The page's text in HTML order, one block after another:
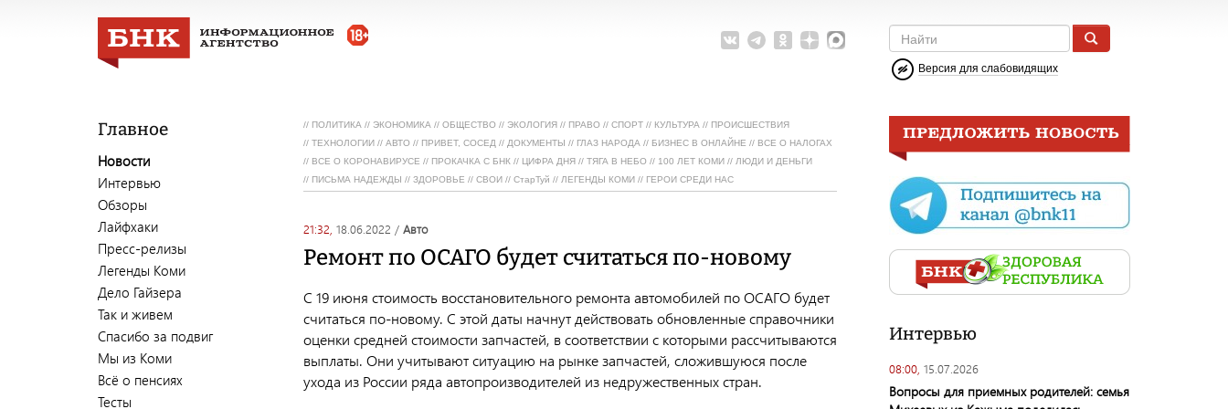
Версия для слабовидящих
Главное
Новости
Интервью
Обзоры
Лайфхаки
Пресс-релизы
Легенды Коми
Дело Гайзера
Так и живем
Спасибо за подвиг
Мы из Коми
Всё о пенсиях
Тесты
// ПОЛИТИКА // ЭКОНОМИКА // ОБЩЕСТВО // ЭКОЛОГИЯ // ПРАВО // СПОРТ // КУЛЬТУРА // ПРОИСШЕСТВИЯ
// ТЕХНОЛОГИИ // АВТО // ПРИВЕТ, СОСЕД // ДОКУМЕНТЫ // ГЛАЗ НАРОДА // БИЗНЕС В ОНЛАЙНЕ // ВСЕ О НАЛОГАХ
// ВСЕ О КОРОНАВИРУСЕ // ПРОКАЧКА С БНК // ЦИФРА ДНЯ // ТЯГА В НЕБО // 100 ЛЕТ КОМИ // ЛЮДИ И ДЕНЬГИ
// ПИСЬМА НАДЕЖДЫ // ЗДОРОВЬЕ // СВОИ // СтарТуй // ЛЕГЕНДЫ КОМИ // ГЕРОИ СРЕДИ НАС
21:32, 18.06.2022 / авто
Ремонт по ОСАГО будет считаться по-новому
С 19 июня стоимость восстановительного ремонта автомобилей по ОСАГО будет
считаться по-новому. С этой даты начнут действовать обновленные справочники
оценки средней стоимости запчастей, в соответствии с которыми рассчитываются
выплаты. Они учитывают ситуацию на рынке запчастей, сложившуюся после
ухода из России ряда автопроизводителей из недружественных стран.
Интервью
08:00, 15.07.2026
Вопросы для приемных родителей: семья